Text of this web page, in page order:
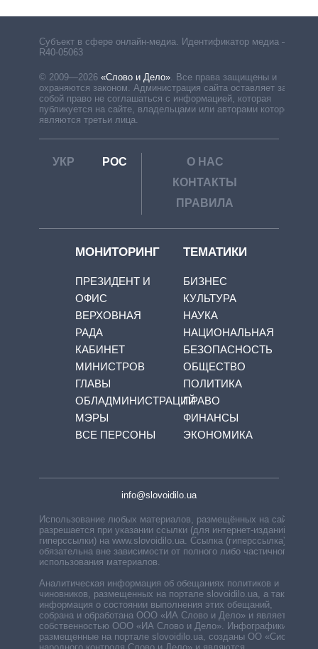
Субъект в сфере онлайн-медиа. Идентификатор медиа –
R40-05063
© 2009—2026 «Слово и Дело» Все права защищены и
охраняются законом. Администрация сайта оставляет за
собой право не соглашаться с информацией, которая
публикуется на сайте, владельцами или авторами которой
являются третьи лица.
УКР РОС
О НАС
КОНТАКТЫ
ПРАВИЛА
МОНИТОРИНГ
ПРЕЗИДЕНТ И
ОФИС
ВЕРХОВНАЯ
РАДА
КАБИНЕТ
МИНИСТРОВ
ГЛАВЫ
ОБЛАДМИНИСТРАЦИЙ
МЭРЫ
ВСЕ ПЕРСОНЫ
ТЕМАТИКИ
БИЗНЕС
КУЛЬТУРА
НАУКА
НАЦИОНАЛЬНАЯ
БЕЗОПАСНОСТЬ
ОБЩЕСТВО
ПОЛИТИКА
ПРАВО
ФИНАНСЫ
ЭКОНОМИКА
info@slovoidilo.ua
Использование любых материалов, размещённых на сайте,
разрешается при указании ссылки (для интернет-изданий —
гиперссылки) на www.slovoidilo.ua. Ссылка (гиперссылка)
обязательна вне зависимости от полного либо частичного
использования материалов.
Аналитическая информация об обещаниях политиков и
чиновников, размещенных на портале slovoidilo.ua, а также
информация о состоянии выполнения этих обещаний,
собрана и обработана ООО «ИА Слово и Дело» и является
собственностью ООО «ИА Слово и Дело». Инфографики,
размещенные на портале slovoidilo.ua, созданы ОО «Система